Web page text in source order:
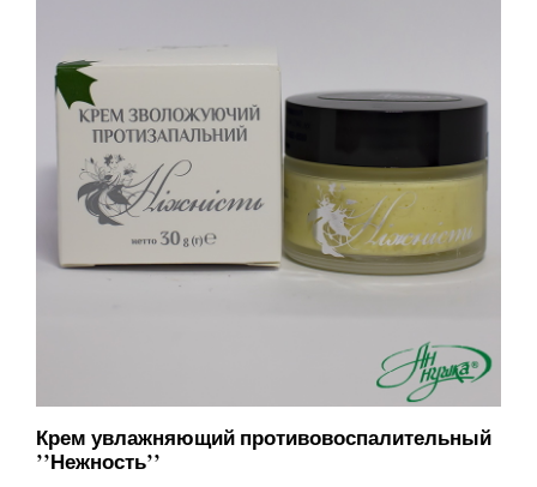
Крем увлажняющий противовоспалительный
’’Нежность’’